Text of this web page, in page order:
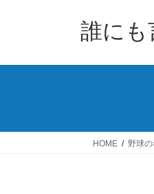
誰にも
HOME 野球